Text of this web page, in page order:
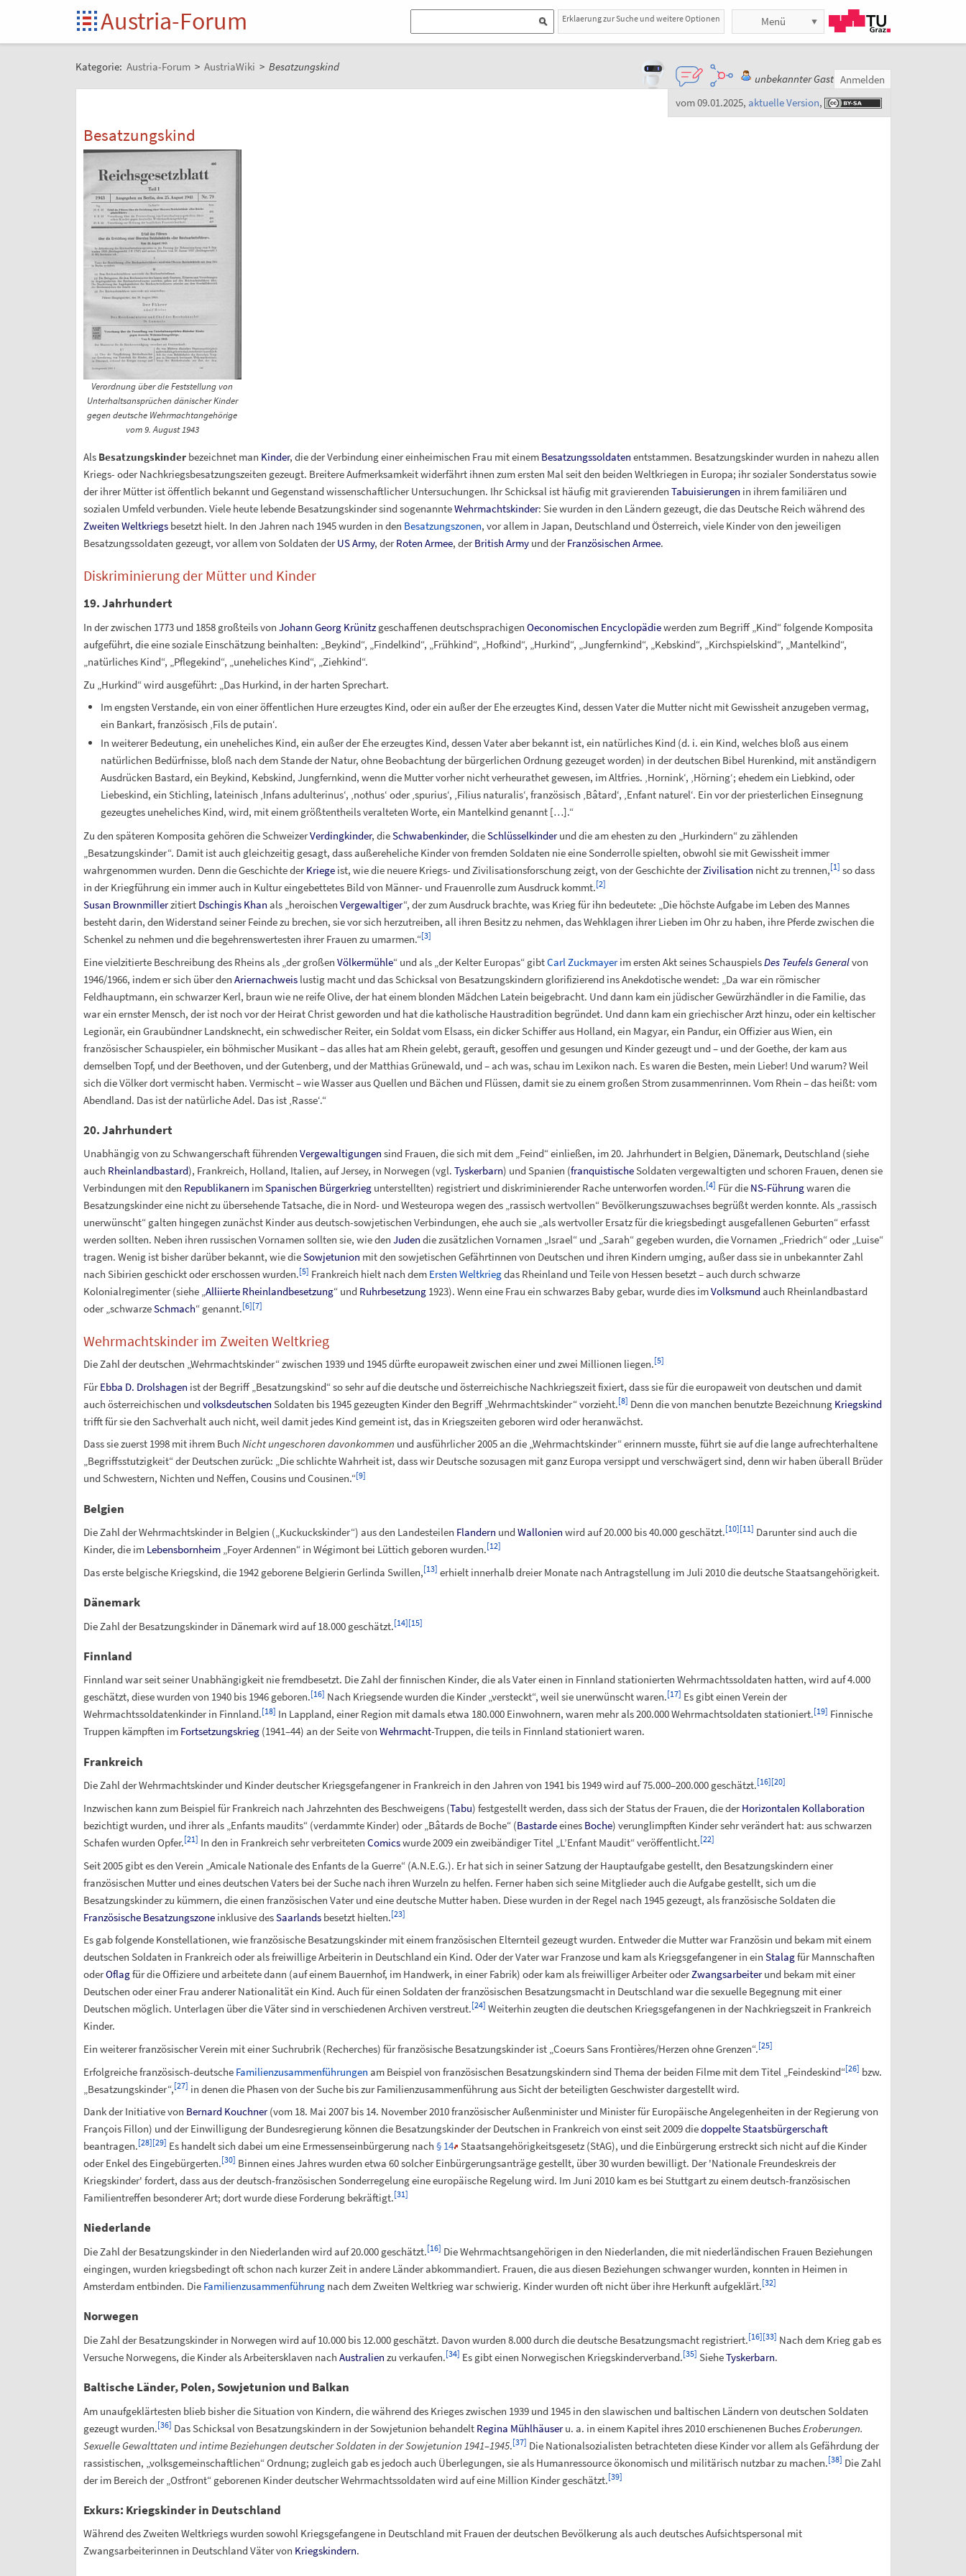
Austria-Forum Erklaerung zur Suche und weitere Optionen Menü
Kategorie: Austria-Forum > AustriaWiki > Besatzungskind
unbekannter Gast Anmelden
vom 09.01.2025, aktuelle Version,
Besatzungskind
Verordnung über die Feststellung von
Unterhaltsansprüchen dänischer Kinder
gegen deutsche Wehrmachtangehörige
vom 9. August 1943
Als Besatzungskinderbezeichnet man Kinder, die der Verbindung einer einheimischen Frau mit einem Besatzungssoldaten entstammen. Besatzungskinder wurden in nahezu allen
Kriegs- oder Nachkriegsbesatzungszeiten gezeugt. Breitere Aufmerksamkeit widerfährt ihnen zum ersten Mal seit den beiden Weltkriegen in Europa; ihr sozialer Sonderstatus sowie
der ihrer Mütter ist öffentlich bekannt und Gegenstand wissenschaftlicher Untersuchungen. Ihr Schicksal ist häufig mit gravierenden Tabuisierungen in ihrem familiären und
sozialen Umfeld verbunden. Viele heute lebende Besatzungskinder sind sogenannteWehrmachtskinder: Sie wurden in den Ländern gezeugt, die das Deutsche Reich während des
Zweiten Weltkriegsbesetzt hielt. In den Jahren nach 1945 wurden in den Besatzungszonen, vor allem in Japan, Deutschland und Österreich, viele Kinder von den jeweiligen
Besatzungssoldaten gezeugt, vor allem von Soldaten derUS Army, derRoten Armee, derBritish Armyund derFranzösischen Armee.
Diskriminierung der Mütter und Kinder
19. Jahrhundert
In der zwischen 1773 und 1858 großteils von Johann Georg Krünitzgeschaffenen deutschsprachigen Oeconomischen Encyclopädiewerden zum Begriff „Kind“ folgende Komposita
aufgeführt, die eine soziale Einschätzung beinhalten: „Beykind“, „Findelkind“, „Frühkind“, „Hofkind“, „Hurkind“, „Jungfernkind“, „Kebskind“, „Kirchspielskind“, „Mantelkind“,
„natürliches Kind“, „Pflegekind“, „uneheliches Kind“, „Ziehkind“.
Zu „Hurkind“ wird ausgeführt: „Das Hurkind, in der harten Sprechart.
Im engsten Verstande, ein von einer öffentlichen Hure erzeugtes Kind, oder ein außer der Ehe erzeugtes Kind, dessen Vater die Mutter nicht mit Gewissheit anzugeben vermag,
ein Bankart, französisch ‚Fils de putain‘.
In weiterer Bedeutung, ein uneheliches Kind, ein außer der Ehe erzeugtes Kind, dessen Vater aber bekannt ist, ein natürliches Kind (d. i. ein Kind, welches bloß aus einem
natürlichen Bedürfnisse, bloß nach dem Stande der Natur, ohne Beobachtung der bürgerlichen Ordnung gezeuget worden) in der deutschen Bibel Hurenkind, mit anständigern
Ausdrücken Bastard, ein Beykind, Kebskind, Jungfernkind, wenn die Mutter vorher nicht verheurathet gewesen, im Altfries. ‚Hornink‘, ‚Hörning‘; ehedem ein Liebkind, oder
Liebeskind, ein Stichling, lateinisch ‚Infans adulterinus‘, ‚nothus‘ oder ‚spurius‘, ‚Filius naturalis‘, französisch ‚Bâtard‘, ‚Enfant naturel‘. Ein vor der priesterlichen Einsegnung
gezeugtes uneheliches Kind, wird, mit einem größtentheils veralteten Worte, ein Mantelkind genannt […].“
Zu den späteren Komposita gehören die SchweizerVerdingkinder, dieSchwabenkinder, dieSchlüsselkinderund die am ehesten zu den „Hurkindern“ zu zählenden
„Besatzungskinder“. Damit ist auch gleichzeitig gesagt, dass außereheliche Kinder von fremden Soldaten nie eine Sonderrolle spielten, obwohl sie mit Gewissheit immer
wahrgenommen wurden. Denn die Geschichte derKriegeist, wie die neuere Kriegs- und Zivilisationsforschung zeigt, von der Geschichte derZivilisation nicht zu trennen,[1] so dass
in der Kriegführung ein immer auch in Kultur eingebettetes Bild von Männer- und Frauenrolle zum Ausdruck kommt.[2]
Susan Brownmillerzitiert Dschingis Khan als „heroischen Vergewaltiger“, der zum Ausdruck brachte, was Krieg für ihn bedeutete: „Die höchste Aufgabe im Leben des Mannes
besteht darin, den Widerstand seiner Feinde zu brechen, sie vor sich herzutreiben, all ihren Besitz zu nehmen, das Wehklagen ihrer Lieben im Ohr zu haben, ihre Pferde zwischen die
Schenkel zu nehmen und die begehrenswertesten ihrer Frauen zu umarmen.“[3]
Eine vielzitierte Beschreibung des Rheins als „der großen Völkermühle“ und als „der Kelter Europas“ gibtCarl Zuckmayerim ersten Akt seines SchauspielsDes Teufels Generalvon
1946/1966, indem er sich über den Ariernachweislustig macht und das Schicksal von Besatzungskindern glorifizierend ins Anekdotische wendet: „Da war ein römischer
Feldhauptmann, ein schwarzer Kerl, braun wie ne reife Olive, der hat einem blonden Mädchen Latein beigebracht. Und dann kam ein jüdischer Gewürzhändler in die Familie, das
war ein ernster Mensch, der ist noch vor der Heirat Christ geworden und hat die katholische Haustradition begründet. Und dann kam ein griechischer Arzt hinzu, oder ein keltischer
Legionär, ein Graubündner Landsknecht, ein schwedischer Reiter, ein Soldat vom Elsass, ein dicker Schiffer aus Holland, ein Magyar, ein Pandur, ein Offizier aus Wien, ein
französischer Schauspieler, ein böhmischer Musikant – das alles hat am Rhein gelebt, gerauft, gesoffen und gesungen und Kinder gezeugt und – und der Goethe, der kam aus
demselben Topf, und der Beethoven, und der Gutenberg, und der Matthias Grünewald, und – ach was, schau im Lexikon nach. Es waren die Besten, mein Lieber! Und warum? Weil
sich die Völker dort vermischt haben. Vermischt – wie Wasser aus Quellen und Bächen und Flüssen, damit sie zu einem großen Strom zusammenrinnen. Vom Rhein – das heißt: vom
Abendland. Das ist der natürliche Adel. Das ist ‚Rasse‘.“
20. Jahrhundert
Unabhängig von zu Schwangerschaft führenden Vergewaltigungen sind Frauen, die sich mit dem „Feind“ einließen, im 20. Jahrhundert in Belgien, Dänemark, Deutschland (siehe
auch Rheinlandbastard), Frankreich, Holland, Italien, auf Jersey, in Norwegen (vgl. Tyskerbarn) und Spanien (franquistischeSoldaten vergewaltigten und schoren Frauen, denen sie
Verbindungen mit den Republikanern imSpanischen Bürgerkriegunterstellten) registriert und diskriminierender Rache unterworfen worden.[4] Für die NS-Führungwaren die
Besatzungskinder eine nicht zu übersehende Tatsache, die in Nord- und Westeuropa wegen des „rassisch wertvollen“ Bevölkerungszuwachses begrüßt werden konnte. Als „rassisch
unerwünscht“ galten hingegen zunächst Kinder aus deutsch-sowjetischen Verbindungen, ehe auch sie „als wertvoller Ersatz für die kriegsbedingt ausgefallenen Geburten“ erfasst
werden sollten. Neben ihren russischen Vornamen sollten sie, wie den Juden die zusätzlichen Vornamen „Israel“ und „Sarah“ gegeben wurden, die Vornamen „Friedrich“ oder „Luise“
tragen. Wenig ist bisher darüber bekannt, wie dieSowjetunion mit den sowjetischen Gefährtinnen von Deutschen und ihren Kindern umging, außer dass sie in unbekannter Zahl
nach Sibirien geschickt oder erschossen wurden.[5] Frankreich hielt nach dem Ersten Weltkriegdas Rheinland und Teile von Hessen besetzt – auch durch schwarze
Kolonialregimenter (siehe „Alliierte Rheinlandbesetzung“ und Ruhrbesetzung1923). Wenn eine Frau ein schwarzes Baby gebar, wurde dies imVolksmundauch Rheinlandbastard
oder „schwarzeSchmach“ genannt.[6][7]
Wehrmachtskinder im Zweiten Weltkrieg
Die Zahl der deutschen „Wehrmachtskinder“ zwischen 1939 und 1945 dürfte europaweit zwischen einer und zwei Millionen liegen.[5]
FürEbba D. Drolshagen ist der Begriff „Besatzungskind“ so sehr auf die deutsche und österreichische Nachkriegszeit fixiert, dass sie für die europaweit von deutschen und damit
auch österreichischen und volksdeutschen Soldaten bis 1945 gezeugten Kinder den Begriff „Wehrmachtskinder“ vorzieht.[8] Denn die von manchen benutzte Bezeichnung Kriegskind
trifft für sie den Sachverhalt auch nicht, weil damit jedes Kind gemeint ist, das in Kriegszeiten geboren wird oder heranwächst.
Dass sie zuerst 1998 mit ihrem Buch Nicht ungeschoren davonkommen und ausführlicher 2005 an die „Wehrmachtskinder“ erinnern musste, führt sie auf die lange aufrechterhaltene
„Begriffsstutzigkeit“ der Deutschen zurück: „Die schlichte Wahrheit ist, dass wir Deutsche sozusagen mit ganz Europa versippt und verschwägert sind, denn wir haben überall Brüder
und Schwestern, Nichten und Neffen, Cousins und Cousinen.“[9]
Belgien
Die Zahl der Wehrmachtskinder in Belgien („Kuckuckskinder“) aus den Landesteilen Flandern und Wallonien wird auf 20.000 bis 40.000 geschätzt.[10] [11] Darunter sind auch die
Kinder, die im Lebensbornheim„Foyer Ardennen“ in Wégimont bei Lüttich geboren wurden.[12]
Das erste belgische Kriegskind, die 1942 geborene Belgierin Gerlinda Swillen,[13] erhielt innerhalb dreier Monate nach Antragstellung im Juli 2010 die deutsche Staatsangehörigkeit.
Dänemark
Die Zahl der Besatzungskinder in Dänemark wird auf 18.000 geschätzt.[14][15]
Finnland
Finnland war seit seiner Unabhängigkeit nie fremdbesetzt. Die Zahl der finnischen Kinder, die als Vater einen in Finnland stationierten Wehrmachtssoldaten hatten, wird auf 4.000
geschätzt, diese wurden von 1940 bis 1946 geboren.[16] Nach Kriegsende wurden die Kinder „versteckt“, weil sie unerwünscht waren.[17] Es gibt einen Verein der
Wehrmachtssoldatenkinder in Finnland.[18] In Lappland, einer Region mit damals etwa 180.000 Einwohnern, waren mehr als 200.000 Wehrmachtsoldaten stationiert.[19] Finnische
Truppen kämpften im Fortsetzungskrieg(1941–44) an der Seite von Wehrmacht-Truppen, die teils in Finnland stationiert waren.
Frankreich
Die Zahl der Wehrmachtskinder und Kinder deutscher Kriegsgefangener in Frankreich in den Jahren von 1941 bis 1949 wird auf 75.000–200.000 geschätzt.[16] [20]
Inzwischen kann zum Beispiel für Frankreich nach Jahrzehnten des Beschweigens (Tabu) festgestellt werden, dass sich der Status der Frauen, die derHorizontalen Kollaboration
bezichtigt wurden, und ihrer als „Enfants maudits“ (verdammte Kinder) oder „Bâtards de Boche“ (Bastardeeines Boche) verunglimpften Kinder sehr verändert hat: aus schwarzen
Schafen wurden Opfer.[21] In den in Frankreich sehr verbreiteten Comicswurde 2009 ein zweibändiger Titel „L’Enfant Maudit“ veröffentlicht.[22]
Seit 2005 gibt es den Verein „Amicale Nationale des Enfants de la Guerre“ (A.N.E.G.). Er hat sich in seiner Satzung der Hauptaufgabe gestellt, den Besatzungskindern einer
französischen Mutter und eines deutschen Vaters bei der Suche nach ihren Wurzeln zu helfen. Ferner haben sich seine Mitglieder auch die Aufgabe gestellt, sich um die
Besatzungskinder zu kümmern, die einen französischen Vater und eine deutsche Mutter haben. Diese wurden in der Regel nach 1945 gezeugt, als französische Soldaten die
Französische Besatzungszoneinklusive desSaarlandsbesetzt hielten.[23]
Es gab folgende Konstellationen, wie französische Besatzungskinder mit einem französischen Elternteil gezeugt wurden. Entweder die Mutter war Französin und bekam mit einem
deutschen Soldaten in Frankreich oder als freiwillige Arbeiterin in Deutschland ein Kind. Oder der Vater war Franzose und kam als Kriegsgefangener in ein Stalagfür Mannschaften
oderOflagfür die Offiziere und arbeitete dann (auf einem Bauernhof, im Handwerk, in einer Fabrik) oder kam als freiwilliger Arbeiter oderZwangsarbeiterund bekam mit einer
Deutschen oder einer Frau anderer Nationalität ein Kind. Auch für einen Soldaten der französischen Besatzungsmacht in Deutschland war die sexuelle Begegnung mit einer
Deutschen möglich. Unterlagen über die Väter sind in verschiedenen Archiven verstreut.[24] Weiterhin zeugten die deutschen Kriegsgefangenen in der Nachkriegszeit in Frankreich
Kinder.
Ein weiterer französischer Verein mit einer Suchrubrik (Recherches) für französische Besatzungskinder ist „Coeurs Sans Frontières/Herzen ohne Grenzen“.[25]
Erfolgreiche französisch-deutsche Familienzusammenführungen am Beispiel von französischen Besatzungskindern sind Thema der beiden Filme mit dem Titel „Feindeskind“[26] bzw.
„Besatzungskinder“,[27] in denen die Phasen von der Suche bis zur Familienzusammenführung aus Sicht der beteiligten Geschwister dargestellt wird.
Dank der Initiative von Bernard Kouchner(vom 18. Mai 2007 bis 14. November 2010 französischer Außenminister und Minister für Europäische Angelegenheiten in der Regierung von
François Fillon) und der Einwilligung der Bundesregierung können die Besatzungskinder der Deutschen in Frankreich von einst seit 2009 diedoppelte Staatsbürgerschaft
beantragen.[28] [29] Es handelt sich dabei um eine Ermessenseinbürgerung nach § 14 Staatsangehörigkeitsgesetz (StAG), und die Einbürgerung erstreckt sich nicht auf die Kinder
oder Enkel des Eingebürgerten.[30] Binnen eines Jahres wurden etwa 60 solcher Einbürgerungsanträge gestellt, über 30 wurden bewilligt. Der 'Nationale Freundeskreis der
Kriegskinder' fordert, dass aus der deutsch-französischen Sonderregelung eine europäische Regelung wird. Im Juni 2010 kam es bei Stuttgart zu einem deutsch-französischen
Familientreffen besonderer Art; dort wurde diese Forderung bekräftigt.[31]
Niederlande
Die Zahl der Besatzungskinder in den Niederlanden wird auf 20.000 geschätzt.[16] Die Wehrmachtsangehörigen in den Niederlanden, die mit niederländischen Frauen Beziehungen
eingingen, wurden kriegsbedingt oft schon nach kurzer Zeit in andere Länder abkommandiert. Frauen, die aus diesen Beziehungen schwanger wurden, konnten in Heimen in
Amsterdam entbinden. Die Familienzusammenführungnach dem Zweiten Weltkrieg war schwierig. Kinder wurden oft nicht über ihre Herkunft aufgeklärt.[32]
Norwegen
Die Zahl der Besatzungskinder in Norwegen wird auf 10.000 bis 12.000 geschätzt. Davon wurden 8.000 durch die deutsche Besatzungsmacht registriert.[16] [33] Nach dem Krieg gab es
Versuche Norwegens, die Kinder als Arbeitersklaven nach Australien zu verkaufen.[34] Es gibt einen Norwegischen Kriegskinderverband.[35] SieheTyskerbarn.
Baltische Länder, Polen, Sowjetunion und Balkan
Am unaufgeklärtesten blieb bisher die Situation von Kindern, die während des Krieges zwischen 1939 und 1945 in den slawischen und baltischen Ländern von deutschen Soldaten
gezeugt wurden.[36] Das Schicksal von Besatzungskindern in der Sowjetunion behandelt Regina Mühlhäuseru. a. in einem Kapitel ihres 2010 erschienenen BuchesEroberungen.
Sexuelle Gewalttaten und intime Beziehungen deutscher Soldaten in der Sowjetunion 1941–1945.[37] Die Nationalsozialisten betrachteten diese Kinder vor allem als Gefährdung der
rassistischen, „volksgemeinschaftlichen“ Ordnung; zugleich gab es jedoch auch Überlegungen, sie als Humanressource ökonomisch und militärisch nutzbar zu machen.[38] Die Zahl
der im Bereich der „Ostfront“ geborenen Kinder deutscher Wehrmachtssoldaten wird auf eine Million Kinder geschätzt.[39]
Exkurs: Kriegskinder in Deutschland
Während des Zweiten Weltkriegs wurden sowohl Kriegsgefangene in Deutschland mit Frauen der deutschen Bevölkerung als auch deutsches Aufsichtspersonal mit
Zwangsarbeiterinnen in Deutschland Väter von Kriegskindern.